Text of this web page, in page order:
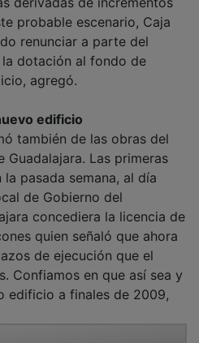
probable escenario, Caja
renunciar a parte del
dotación al fondo de
agregó.
también de las obras del
Las primeras
pasada semana, al día
de Gobierno del
concediera la licencia de
quien señaló que ahora
de ejecución que el
en que así sea y
edificio a finales de 2009,